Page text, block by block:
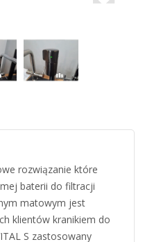
rozwiązanie które
baterii do filtracji
matowym jest
klientów kranikiem do
S zastosowany